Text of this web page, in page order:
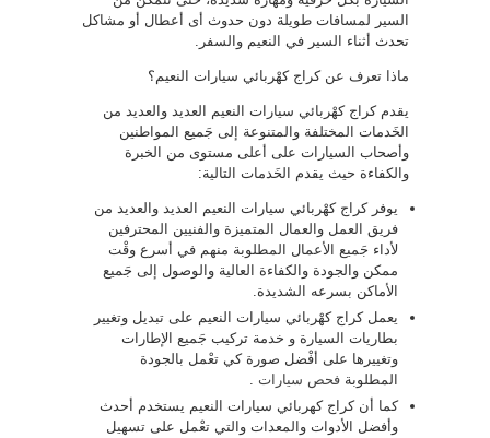
السير لمسافات طويلة دون حدوث أى أعطال أو مشاكل
تحدث أثناء السير في النعيم والسفر.
ماذا تعرف عن كراج كهْربائي سيارات النعيم؟
يقدم كراج كهْربائي سيارات النعيم العديد والعديد من
الخَدمات المختلفة والمتنوعة إلى جَميع المواطنين
وأصحاب السيارات على أعلى مستوى من الخبرة
والكفاءة حيث يقدم الخَدمات التالية:
يوفر كراج كهْربائي سيارات النعيم العديد والعديد من
فريق العمل والعمال المتميزة والفنيين المحترفين
لأداء جَميع الأعمال المطلوبة منهم في أسرع وقْت
ممكن والجودة والكفاءة العالية والوصول إلى جَميع
الأماكن بسرعه الشديدة.
يعمل كراج كهْربائي سيارات النعيم على تبديل وتغيير
بطاريات السيارة و خدمة تركيب جَميع الإطارات
وتغييرها على أفْضل صورة كي تعْمل بالجودة
المطلوبة فحص سيارات .
كما أن كراج كهربائي سيارات النعيم يستخدم أحدث
وأفضل الأدوات والمعدات والتي تعْمل على تسهيل